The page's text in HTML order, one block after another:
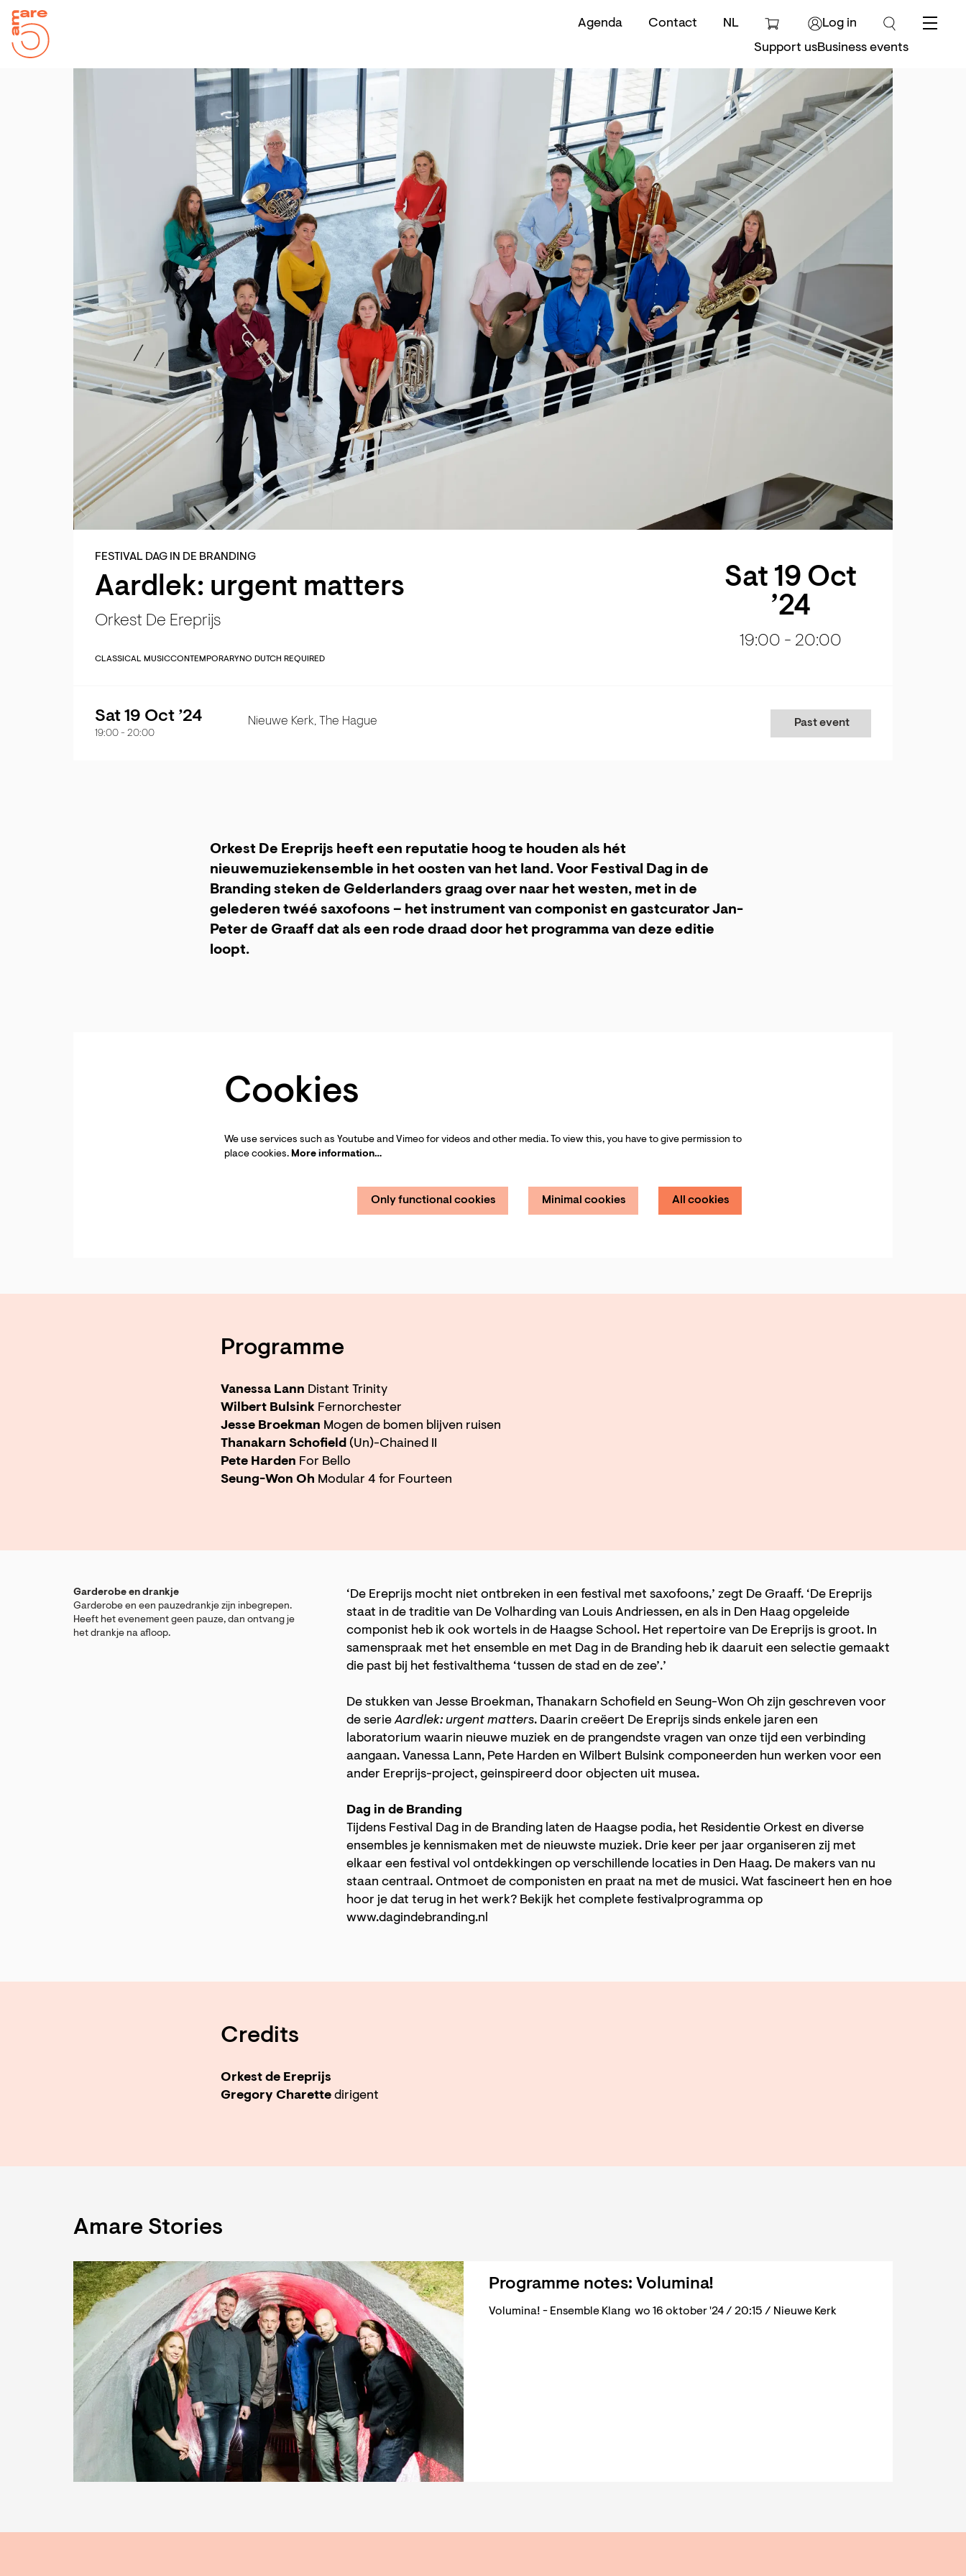
Agenda Contact NL
Log in
Support usBusiness events
Aardlek: urgent matters
Orkest De Ereprijs
FESTIVAL DAG IN DE BRANDING
CLASSICAL MUSICCONTEMPORARYNO DUTCH REQUIRED
Sat 19 Oct
’24
19:00 - 20:00
Sat 19 Oct ’24
19:00 - 20:00
Nieuwe Kerk, The Hague Past event
Orkest De Ereprijs heeft een reputatie hoog te houden als hét
nieuwemuziekensemble in het oosten van het land. Voor Festival Dag in de
Branding steken de Gelderlanders graag over naar het westen, met in de
gelederen twéé saxofoons – het instrument van componist en gastcurator Jan-
Peter de Graaff dat als een rode draad door het programma van deze editie
loopt.
Cookies
We use services such as Youtube and Vimeo for videos and other media. To view this, you have to give permission to
place cookies. More information…
Only functional cookies Minimal cookies All cookies
Programme
Vanessa Lann Distant Trinity
Wilbert Bulsink Fernorchester
Jesse Broekman Mogen de bomen blijven ruisen
Thanakarn Schofield (Un)-Chained II
Pete Harden For Bello
Seung-Won Oh Modular 4 for Fourteen
‘De Ereprijs mocht niet ontbreken in een festival met saxofoons,’ zegt De Graaff. ‘De Ereprijs
staat in de traditie van De Volharding van Louis Andriessen, en als in Den Haag opgeleide
componist heb ik ook wortels in de Haagse School. Het repertoire van De Ereprijs is groot. In
samenspraak met het ensemble en met Dag in de Branding heb ik daaruit een selectie gemaakt
die past bij het festivalthema ‘tussen de stad en de zee’.’
De stukken van Jesse Broekman, Thanakarn Schofield en Seung-Won Oh zijn geschreven voor
de serieAardlek: urgent matters. Daarin creëert De Ereprijs sinds enkele jaren een
laboratorium waarin nieuwe muziek en de prangendste vragen van onze tijd een verbinding
aangaan. Vanessa Lann, Pete Harden en Wilbert Bulsink componeerden hun werken voor een
ander Ereprijs-project, geinspireerd door objecten uit musea.
Dag in de Branding
Tijdens Festival Dag in de Branding laten de Haagse podia, het Residentie Orkest en diverse
ensembles je kennismaken met de nieuwste muziek. Drie keer per jaar organiseren zij met
elkaar een festival vol ontdekkingen op verschillende locaties in Den Haag. De makers van nu
staan centraal. Ontmoet de componisten en praat na met de musici. Wat fascineert hen en hoe
hoor je dat terug in het werk? Bekijk het complete festivalprogramma op
www.dagindebranding.nl
Garderobe en drankje
Garderobe en een pauzedrankje zijn inbegrepen.
Heeft het evenement geen pauze, dan ontvang je
het drankje na afloop.
Credits
Orkest de Ereprijs
Gregory Charette dirigent
Amare Stories
Programme notes: Volumina!
Volumina! - Ensemble Klang wo 16 oktober '24 / 20:15 / Nieuwe Kerk